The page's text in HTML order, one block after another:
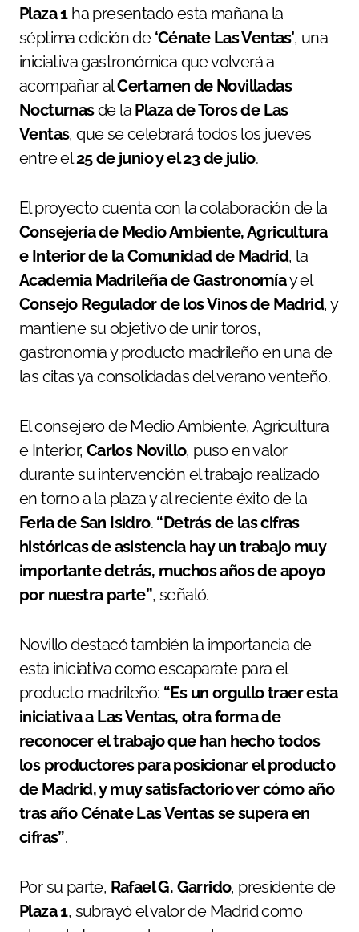
Plaza 1ha presentado esta mañana la
séptima edición de ‘Cénate Las Ventas’, una
iniciativa gastronómica que volverá a
acompañar alCertamen de Novilladas
Nocturnasde la Plaza de Toros de Las
Ventas, que se celebrará todos los jueves
entre el25 de junio y el 23 de julio.
El proyecto cuenta con la colaboración de la
Consejería de Medio Ambiente, Agricultura
e Interior de la Comunidad de Madrid, la
Academia Madrileña de Gastronomíay el
Consejo Regulador de los Vinos de Madrid, y
mantiene su objetivo de unir toros,
gastronomía y producto madrileño en una de
las citas ya consolidadas del verano venteño.
El consejero de Medio Ambiente, Agricultura
e Interior, Carlos Novillo, puso en valor
durante su intervención el trabajo realizado
en torno a la plaza y al reciente éxito de la
Feria de San Isidro. “Detrás de las cifras
históricas de asistencia hay un trabajo muy
importante detrás, muchos años de apoyo
por nuestra parte”, señaló.
Novillo destacó también la importancia de
esta iniciativa como escaparate para el
producto madrileño: “Es un orgullo traer esta
iniciativa a Las Ventas, otra forma de
reconocer el trabajo que han hecho todos
los productores para posicionar el producto
de Madrid, y muy satisfactorio ver cómo año
tras año Cénate Las Ventas se supera en
cifras”.
Por su parte, Rafael G. Garrido, presidente de
Plaza 1, subrayó el valor de Madrid como